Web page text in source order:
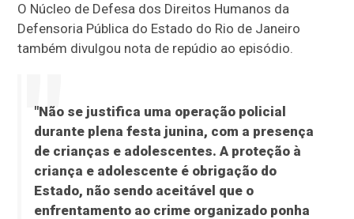
O Núcleo de Defesa dos Direitos Humanos da
Defensoria Pública do Estado do Rio de Janeiro
também divulgou nota de repúdio ao episódio.
"Não se justifica uma operação policial
durante plena festa junina, com a presença
de crianças e adolescentes. A proteção à
criança e adolescente é obrigação do
Estado, não sendo aceitável que o
enfrentamento ao crime organizado ponha